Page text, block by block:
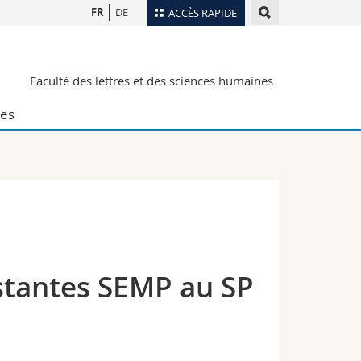
ACCÈS RAPIDE
Plan d'accès
Webmail
FR DE
Faculté des lettres et des sciences humaines
SEMP au SP